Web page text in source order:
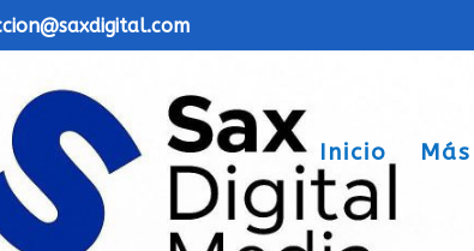
Inicio